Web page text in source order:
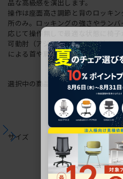
品な高級感を演出します。
操作は座面高さ調節と背のロッキ
所のみ。ロッキングの強さやラン
応じて操作無しで最適な状態に椅子
可動肘（アジャスタブル肘）付タ
による首や肩・腰への負担をやわ
選択中の商品情報保証注意事項
サイズ